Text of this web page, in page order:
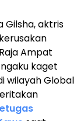
Gilsha, aktris
Ampat
kaget
wilayah Global